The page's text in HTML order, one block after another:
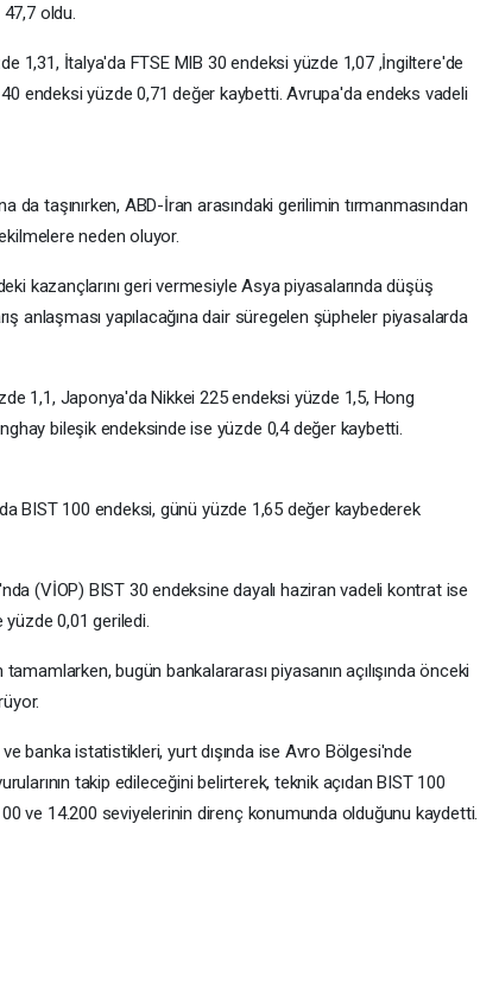
oldu.
1,31, İtalya'da FTSE MIB 30 endeksi yüzde 1,07 ,İngiltere'de
endeksi yüzde 0,71 değer kaybetti. Avrupa'da endeks vadeli
da taşınırken, ABD-İran arasındaki gerilimin tırmanmasından
neden oluyor.
kazançlarını geri vermesiyle Asya piyasalarında düşüş
anlaşması yapılacağına dair süregelen şüpheler piyasalarda
1,1, Japonya'da Nikkei 225 endeksi yüzde 1,5, Hong
bileşik endeksinde ise yüzde 0,4 değer kaybetti.
BIST 100 endeksi, günü yüzde 1,65 değer kaybederek
(VİOP) BIST 30 endeksine dayalı haziran vadeli kontrat ise
yüzde 0,01 geriledi.
bugün bankalararası piyasanın açılışında önceki
banka istatistikleri, yurt dışında ise Avro Bölgesi'nde
takip edileceğini belirterek, teknik açıdan BIST 100
ve 14.200 seviyelerinin direnç konumunda olduğunu kaydetti.